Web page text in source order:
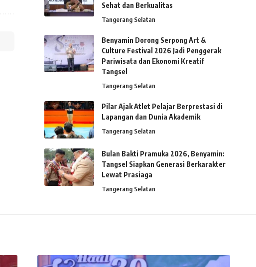
Sehat dan Berkualitas
Tangerang Selatan
Benyamin Dorong Serpong Art &
Culture Festival 2026 Jadi Penggerak
Pariwisata dan Ekonomi Kreatif
Tangsel
Tangerang Selatan
Pilar Ajak Atlet Pelajar Berprestasi di
Lapangan dan Dunia Akademik
Tangerang Selatan
Bulan Bakti Pramuka 2026, Benyamin:
Tangsel Siapkan Generasi Berkarakter
Lewat Prasiaga
Tangerang Selatan